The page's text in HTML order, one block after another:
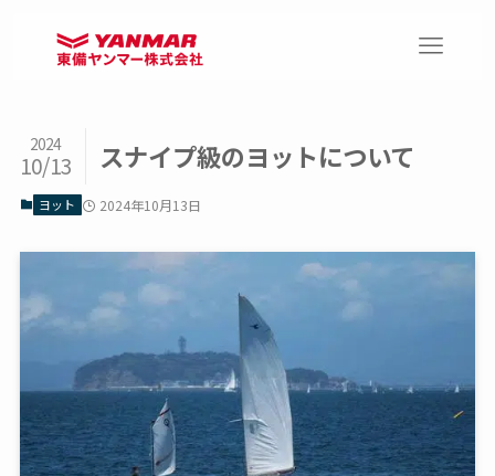
スナイプ級のヨットについて
2024
10/13
ヨット 2024年10月13日